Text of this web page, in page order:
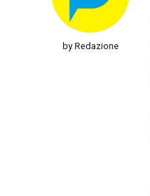
by Redazione